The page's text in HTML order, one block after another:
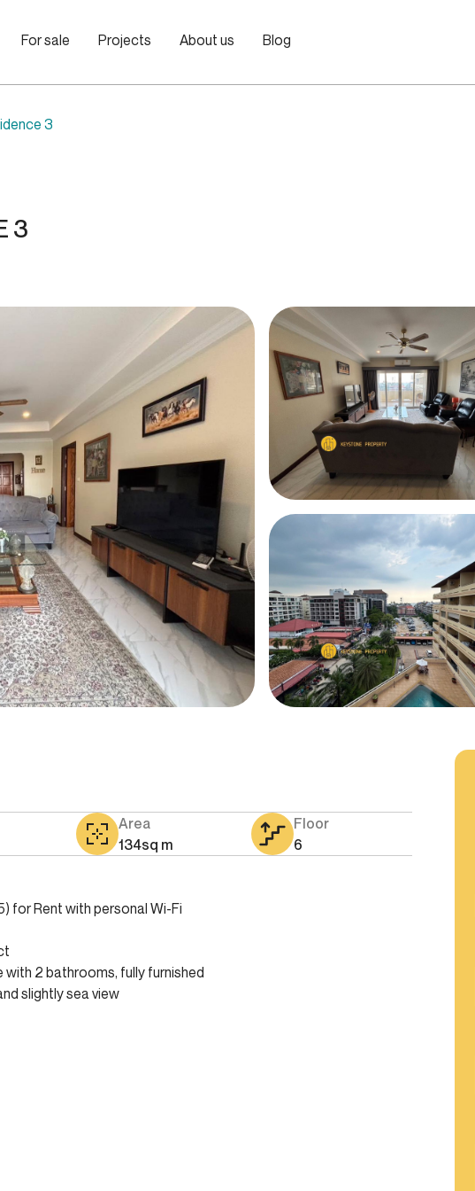
For sale Projects About us Blog
3
3
Area
134sq m
Floor
6
for Rent with personal Wi-Fi
2 bathrooms, fully furnished
slightly sea view